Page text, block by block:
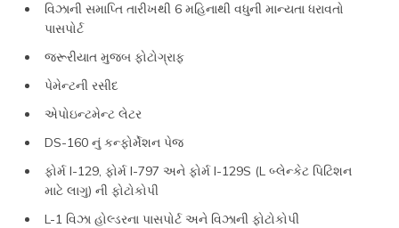
વિઝાની સમાપ્તિ તારીખથી 6 મહિનાથી વધુની માન્યતા ધરાવતો
પાસપોર્ટ
જરૂરીયાત મુજબ ફોટોગ્રાફ
પેમેન્ટની રસીદ
એપોઇન્ટમેન્ટ લેટર
DS-160 નું કન્ફોર્મેશન પેજ
ફોર્મ I-129, ફોર્મ I-797 અને ફોર્મ I-129S (L બ્લેન્કેટ પિટિશન
માટે લાગુ) ની ફોટોકોપી
L-1 વિઝા હોલ્ડરના પાસપોર્ટ અને વિઝાની ફોટોકોપી